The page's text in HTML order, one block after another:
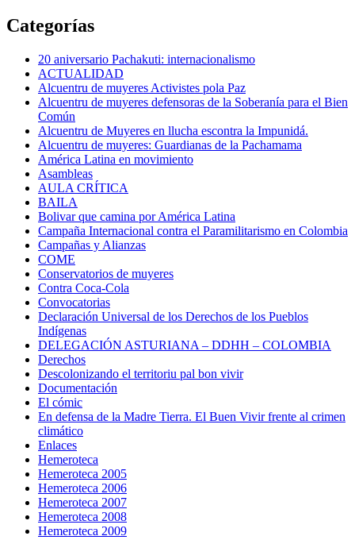
Categorías
20 aniversario Pachakuti: internacionalismo
ACTUALIDAD
Alcuentru de muyeres Activistes pola Paz
Alcuentru de muyeres defensoras de la Soberanía para el Bien
Común
Alcuentru de Muyeres en llucha escontra la Impunidá.
Alcuentru de muyeres: Guardianas de la Pachamama
América Latina en movimiento
Asambleas
AULA CRÍTICA
BAILA
Bolivar que camina por América Latina
Campaña Internacional contra el Paramilitarismo en Colombia
Campañas y Alianzas
COME
Conservatorios de muyeres
Contra Coca-Cola
Convocatorias
Declaración Universal de los Derechos de los Pueblos
Indígenas
DELEGACIÓN ASTURIANA – DDHH – COLOMBIA
Derechos
Descolonizando el territoriu pal bon vivir
Documentación
El cómic
En defensa de la Madre Tierra. El Buen Vivir frente al crimen
climático
Enlaces
Hemeroteca
Hemeroteca 2005
Hemeroteca 2006
Hemeroteca 2007
Hemeroteca 2008
Hemeroteca 2009